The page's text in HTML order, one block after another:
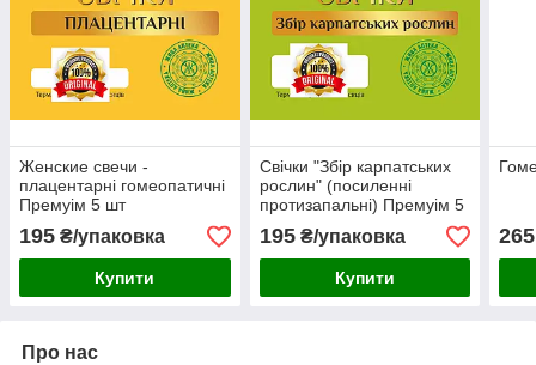
Женские свечи -
плацентарні гомеопатичні
Премуім 5 шт
195 ₴/упаковка
Купити
Свічки "Збір карпатських
рослин" (посиленні
протизапальні) Премуім 5
шт
195₴/упаковка
Купити
265
Про нас